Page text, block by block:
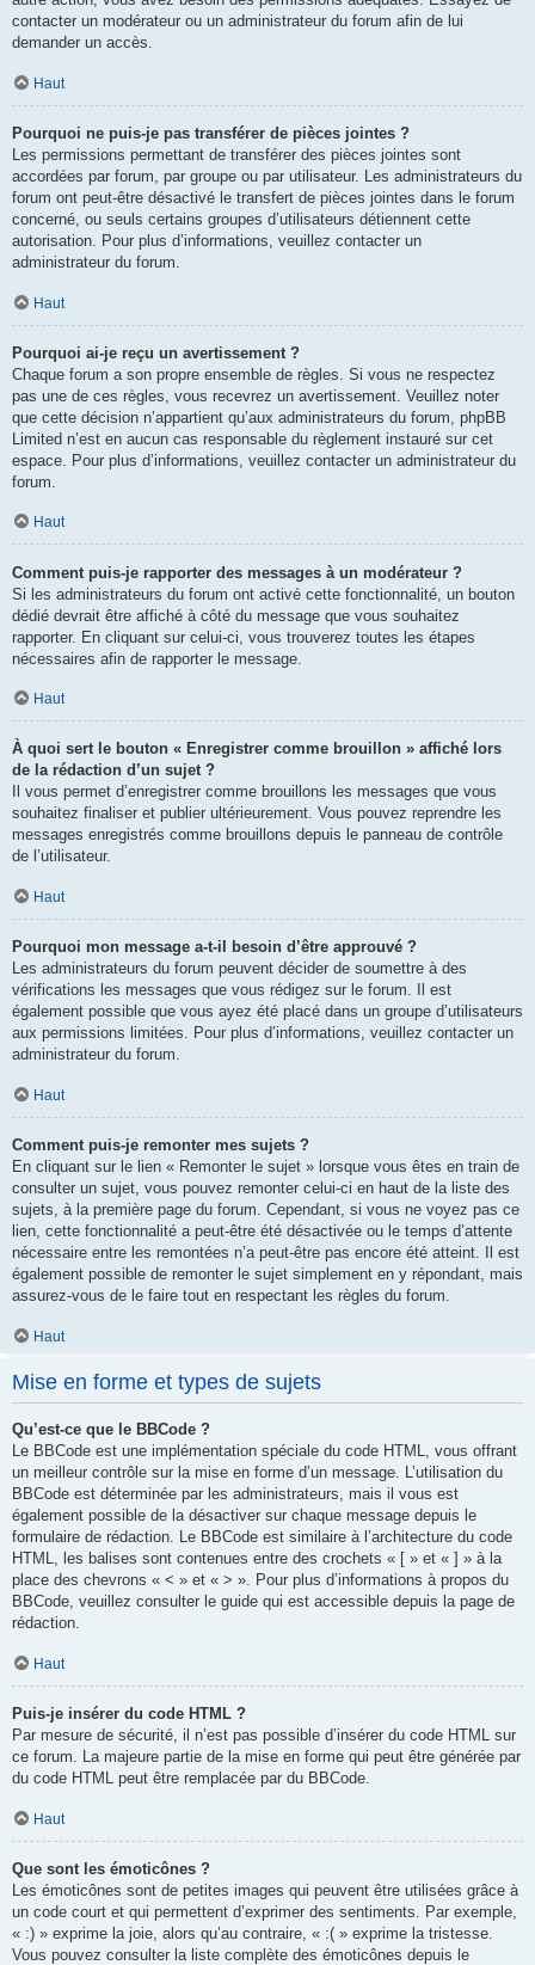
contacter un modérateur ou un administrateur du forum afin de lui
demander un accès.
Haut
Pourquoi ne puis-je pas transférer de pièces jointes ?
Les permissions permettant de transférer des pièces jointes sont
accordées par forum, par groupe ou par utilisateur. Les administrateurs du
forum ont peut-être désactivé le transfert de pièces jointes dans le forum
concerné, ou seuls certains groupes d’utilisateurs détiennent cette
autorisation. Pour plus d’informations, veuillez contacter un
administrateur du forum.
Haut
Pourquoi ai-je reçu un avertissement ?
Chaque forum a son propre ensemble de règles. Si vous ne respectez
pas une de ces règles, vous recevrez un avertissement. Veuillez noter
que cette décision n’appartient qu’aux administrateurs du forum, phpBB
Limited n’est en aucun cas responsable du règlement instauré sur cet
espace. Pour plus d’informations, veuillez contacter un administrateur du
forum.
Haut
Comment puis-je rapporter des messages à un modérateur ?
Si les administrateurs du forum ont activé cette fonctionnalité, un bouton
dédié devrait être affiché à côté du message que vous souhaitez
rapporter. En cliquant sur celui-ci, vous trouverez toutes les étapes
nécessaires afin de rapporter le message.
Haut
À quoi sert le bouton « Enregistrer comme brouillon » affiché lors
de la rédaction d’un sujet ?
Il vous permet d’enregistrer comme brouillons les messages que vous
souhaitez finaliser et publier ultérieurement. Vous pouvez reprendre les
messages enregistrés comme brouillons depuis le panneau de contrôle
de l’utilisateur.
Haut
Pourquoi mon message a-t-il besoin d’être approuvé ?
Les administrateurs du forum peuvent décider de soumettre à des
vérifications les messages que vous rédigez sur le forum. Il est
également possible que vous ayez été placé dans un groupe d’utilisateurs
aux permissions limitées. Pour plus d’informations, veuillez contacter un
administrateur du forum.
Haut
Comment puis-je remonter mes sujets ?
En cliquant sur le lien « Remonter le sujet » lorsque vous êtes en train de
consulter un sujet, vous pouvez remonter celui-ci en haut de la liste des
sujets, à la première page du forum. Cependant, si vous ne voyez pas ce
lien, cette fonctionnalité a peut-être été désactivée ou le temps d’attente
nécessaire entre les remontées n’a peut-être pas encore été atteint. Il est
également possible de remonter le sujet simplement en y répondant, mais
assurez-vous de le faire tout en respectant les règles du forum.
Haut
Mise en forme et types de sujets
Qu’est-ce que le BBCode ?
Le BBCode est une implémentation spéciale du code HTML, vous offrant
un meilleur contrôle sur la mise en forme d’un message. L’utilisation du
BBCode est déterminée par les administrateurs, mais il vous est
également possible de la désactiver sur chaque message depuis le
formulaire de rédaction. Le BBCode est similaire à l’architecture du code
HTML, les balises sont contenues entre des crochets « [ » et « ] » à la
place des chevrons « < » et « > ». Pour plus d’informations à propos du
BBCode, veuillez consulter le guide qui est accessible depuis la page de
rédaction.
Haut
Puis-je insérer du code HTML ?
Par mesure de sécurité, il n’est pas possible d’insérer du code HTML sur
ce forum. La majeure partie de la mise en forme qui peut être générée par
du code HTML peut être remplacée par du BBCode.
Haut
Que sont les émoticônes ?
Les émoticônes sont de petites images qui peuvent être utilisées grâce à
un code court et qui permettent d’exprimer des sentiments. Par exemple,
« :) » exprime la joie, alors qu’au contraire, « :( » exprime la tristesse.
Vous pouvez consulter la liste complète des émoticônes depuis le